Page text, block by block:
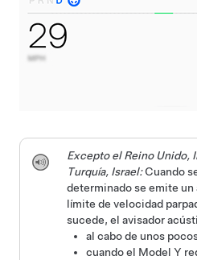
Excepto el Reino Unido,
Turquía, Israel:Cuando
determinado se emite
límite de velocidad
sucede, el avisador
al cabo de unos
cuando el Model Y